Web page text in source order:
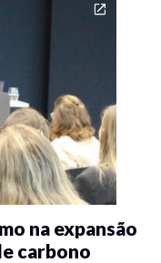
na expansão
carbono